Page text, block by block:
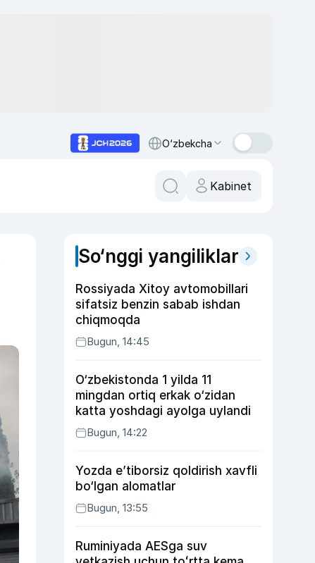
O‘zbekcha
Kabinet
So‘nggi yangiliklar
Rossiyada Xitoy avtomobillari
sifatsiz benzin sabab ishdan
chiqmoqda
Bugun, 14:45
O‘zbekistonda 1 yilda 11
mingdan ortiq erkak o‘zidan
katta yoshdagi ayolga uylandi
Bugun, 14:22
Yozda e’tiborsiz qoldirish xavfli
bo‘lgan alomatlar
Bugun, 13:55
Ruminiyada AESga suv